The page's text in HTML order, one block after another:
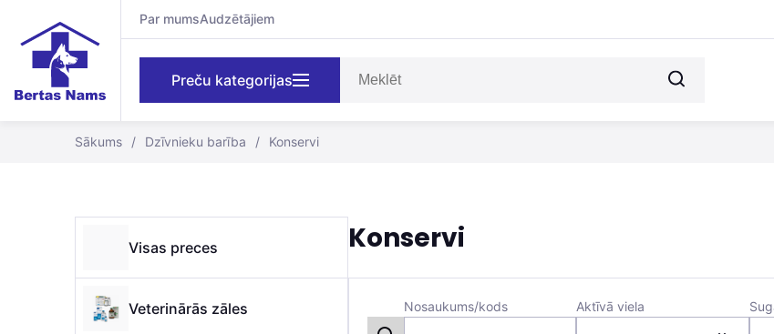
Par mumsAudzētājiem
Preču kategorijas
Sākums / Dzīvnieku barība / Konservi
Visas preces
Veterinārās zāles
Konservi
Nosaukums/kods Aktīvā viela